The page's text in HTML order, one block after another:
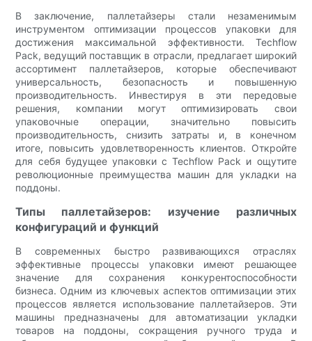
В заключение, паллетайзеры стали незаменимым
инструментом оптимизации процессов упаковки для
достижения максимальной эффективности. Techflow
Pack, ведущий поставщик в отрасли, предлагает широкий
ассортимент паллетайзеров, которые обеспечивают
универсальность, безопасность и повышенную
производительность. Инвестируя в эти передовые
решения, компании могут оптимизировать свои
упаковочные операции, значительно повысить
производительность, снизить затраты и, в конечном
итоге, повысить удовлетворенность клиентов. Откройте
для себя будущее упаковки с Techflow Pack и ощутите
революционные преимущества машин для укладки на
поддоны.
Типы паллетайзеров: изучение различных
конфигураций и функций
В современных быстро развивающихся отраслях
эффективные процессы упаковки имеют решающее
значение для сохранения конкурентоспособности
бизнеса. Одним из ключевых аспектов оптимизации этих
процессов является использование паллетайзеров. Эти
машины предназначены для автоматизации укладки
товаров на поддоны, сокращения ручного труда и